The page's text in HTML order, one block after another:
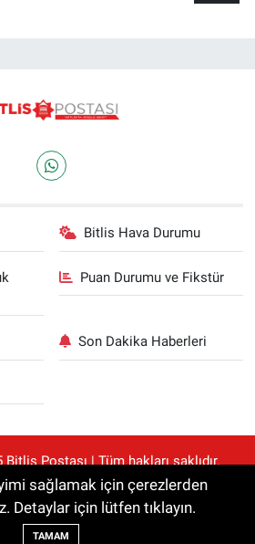
Bitlis Hava Durumu
Puan Durumu ve Fikstür
Son Dakika Haberleri
Postası | Tüm hakları saklıdır.
gösterilmeden alıntılanamaz.
Yazılımı:TE Bilişim
sağlamak için çerezlerden
Detaylar için lütfen tıklayın.
TAMAM